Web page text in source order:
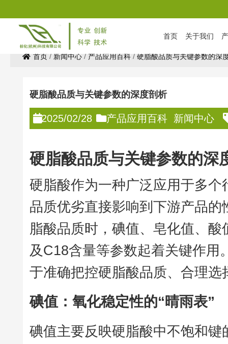
首页 关于我们
首页 /新闻中心 / 产品应用百科 /硬脂酸品质与关键参数的深
硬脂酸品质与关键参数的深度剖析
2025/02/28 产品应用百科 新闻中心
硬脂酸品质与关键参数的深
硬脂酸作为一种广泛应用于多
品质优劣直接影响到下游产品
脂酸品质时，碘值、皂化值、
及C18含量等参数起着关键作用
于准确把控硬脂酸品质、合理
碘值：氧化稳定性的“晴雨表”
碘值主要反映硬脂酸中不饱和